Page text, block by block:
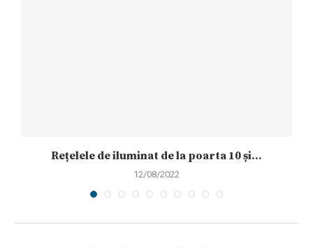
Rețelele de iluminat de la poarta 10 și...
12/08/2022